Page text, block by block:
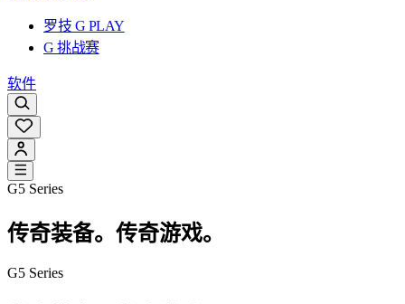
罗技 G PLAY
G 挑战赛
软件
G5 Series
传奇装备。传奇游戏。
G5 Series